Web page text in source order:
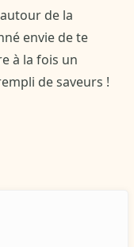
de la
envie de te
à la fois un
de saveurs !